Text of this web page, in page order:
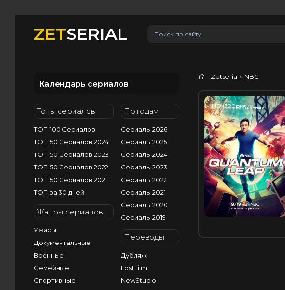
ZETSERIAL
Календарь сериалов
Топы сериалов
ТОП 100 Сериалов
ТОП 50 Сериалов 2024
ТОП 50 Сериалов 2023
ТОП 50 Сериалов 2022
ТОП 50 Сериалов 2021
ТОП за 30 дней
Жанры сериалов
Ужасы
Документальные
Военные
Семейные
Спортивные
По годам
Сериалы 2026
Сериалы 2025
Сериалы 2024
Сериалы 2023
Сериалы 2022
Сериалы 2021
Сериалы 2020
Сериалы 2019
Переводы
Дубляж
LostFilm
NewStudio
Zetserial » NBC
HD (720p)